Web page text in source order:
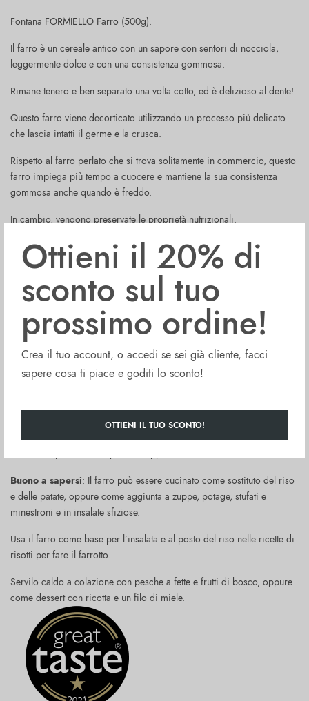
Ottieni il 20% di
sconto sul tuo
prossimo ordine!
Crea il tuo account, o accedi se sei già cliente, facci
sapere cosa ti piace e goditi lo sconto!
OTTIENI IL TUO SCONTO!
Fontana FORMIELLO Farro (500g).
Il farro è un cereale antico con un sapore con sentori di nocciola,
leggermente dolce e con una consistenza gommosa.
Rimane tenero e ben separato una volta cotto, ed è delizioso al dente!
Questo farro viene decorticato utilizzando un processo più delicato
che lascia intatti il germe e la crusca.
Rispetto al farro perlato che si trova solitamente in commercio, questo
farro impiega più tempo a cuocere e mantiene la sua consistenza
gommosa anche quando è freddo.
In cambio, vengono preservate le proprietà nutrizionali.
La perlatura rimuove il guscio che circonda il chicco rendendo questi
prodotti più veloci alla cottura e morbidi al gusto, ma allo stesso
tempo li priva delle sostanze nutritive.
Utilizzalo in zuppe, potage, stufati ed insalate.
Premiato con 1 stella ai Great Taste Awards 2021.
Commento del giudice: “Chicchi pieni con un bel morso elastico che
esplode di sapore. Nocciolato e leggermente terroso, questo cereale
avere un sapore polveroso e questo non lo ha. Delizioso.”
Fontana FORMIELLO Farro (500g) è coltivato nell’Italia settentrionale e
Buono a sapersi: Il farro può essere cucinato come sostituto del riso
e delle patate, oppure come aggiunta a zuppe, potage, stufati e
minestroni e in insalate sfiziose.
Usa il farro come base per l’insalata e al posto del riso nelle ricette di
risotti per fare il farrotto.
Servilo caldo a colazione con pesche a fette e frutti di bosco, oppure
come dessert con ricotta e un filo di miele.